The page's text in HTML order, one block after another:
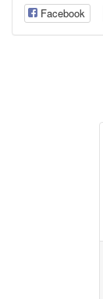
Facebook